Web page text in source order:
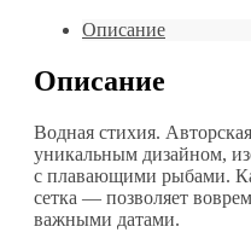
Описание
Описание
Водная стихия.
уникальным дизайном,
с плавающими рыбами.
сетка — позволяет
важными датами.